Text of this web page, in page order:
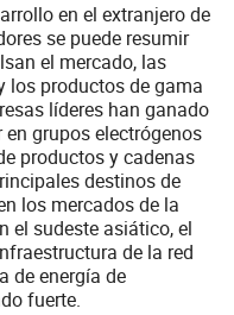
en el extranjero de
se puede resumir
el mercado, las
los productos de gama
líderes han ganado
grupos electrógenos
productos y cadenas
destinos de
los mercados de la
el sudeste asiático, el
de la red
de energía de
fuerte.